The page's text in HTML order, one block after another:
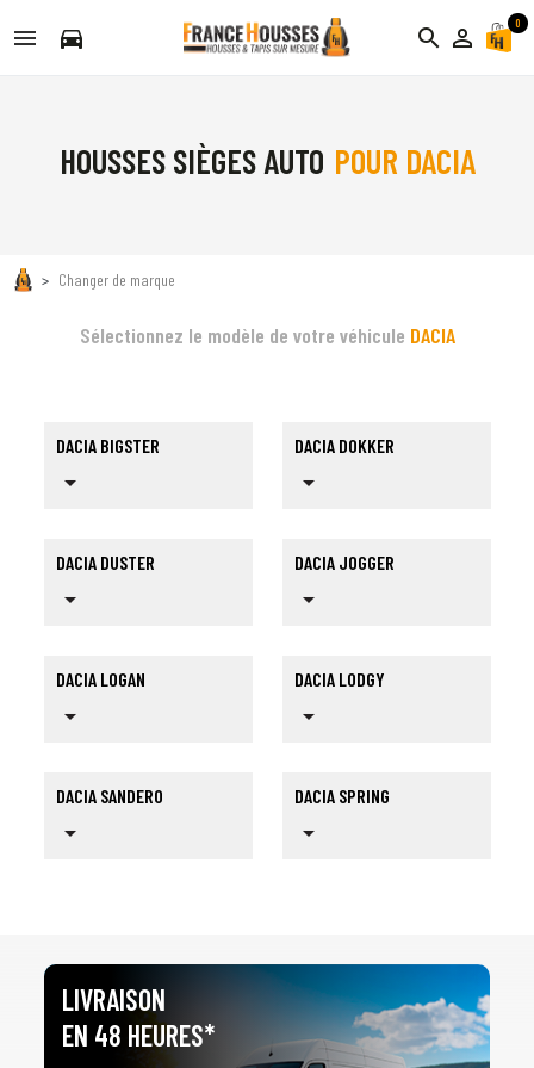
directions_car search person_outline
0
HOUSSES SIÈGES AUTO POUR DACIA
Changer de marque
Sélectionnez le modèle de votre véhicule DACIA
DACIA BIGSTER
arrow_drop_down
DACIA DOKKER
arrow_drop_down
DACIA DUSTER
arrow_drop_down
DACIA JOGGER
arrow_drop_down
DACIA LOGAN
arrow_drop_down
DACIA LODGY
arrow_drop_down
DACIA SANDERO
arrow_drop_down
DACIA SPRING
arrow_drop_down
LIVRAISON
EN 48 HEURES*